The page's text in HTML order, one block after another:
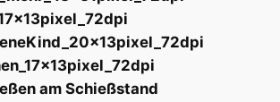
am Schießstand